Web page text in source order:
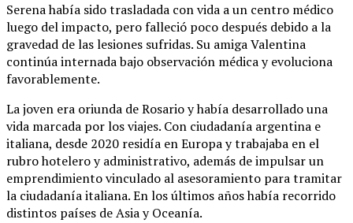
Serena había sido trasladada con vida a un centro médico
luego del impacto, pero falleció poco después debido a la
gravedad de las lesiones sufridas. Su amiga Valentina
continúa internada bajo observación médica y evoluciona
favorablemente.
La joven era oriunda de Rosario y había desarrollado una
vida marcada por los viajes. Con ciudadanía argentina e
italiana, desde 2020 residía en Europa y trabajaba en el
rubro hotelero y administrativo, además de impulsar un
emprendimiento vinculado al asesoramiento para tramitar
la ciudadanía italiana. En los últimos años había recorrido
distintos países de Asia y Oceanía.